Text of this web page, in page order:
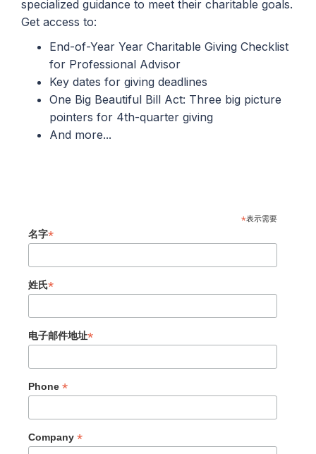
specialized guidance to meet their charitable goals.
Get access to:
End-of-Year Year Charitable Giving Checklist
for Professional Advisor
Key dates for giving deadlines
One Big Beautiful Bill Act: Three big picture
pointers for 4th-quarter giving
And more...
*表示需要
名字*
姓氏*
电子邮件地址*
Phone *
Company *